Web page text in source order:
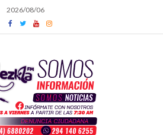
2026/08/06